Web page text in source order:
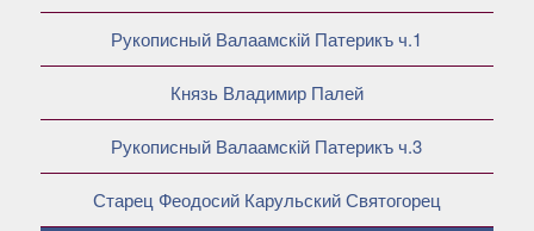
Рукописный Валаамскiй Патерикъ ч.1
Князь Владимир Палей
Рукописный Валаамскiй Патерикъ ч.3
Старец Феодосий Карульский Святогорец